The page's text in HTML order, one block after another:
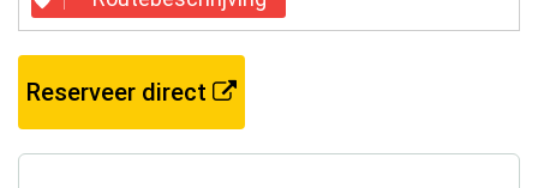
Reserveer direct